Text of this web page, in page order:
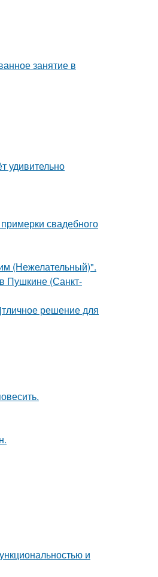
занятие в
удивительно
свадебного
(Нежелательный)".
Пушкине (Санкт-
решение для
и